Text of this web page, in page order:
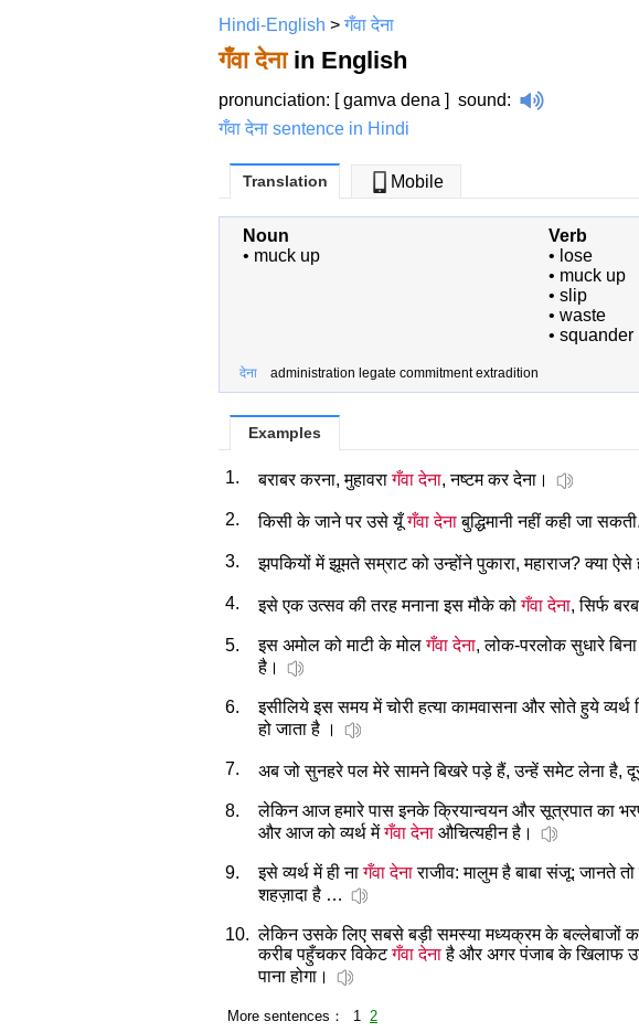
Hindi-English >गँवा देना
गँवा देनाin English
pronunciation: [ gamva dena ] sound:
गँवा देना sentence in Hindi
Translation Mobile
Noun
• muck up
Verb
• lose
• muck up
• slip
• waste
• squander
देना administration legate commitment extradition
Examples
1. बराबर करना, मुहावरागँवा देना, नष्टम कर देना।
2. किसी के जाने पर उसे यूँगँवा देनाबुद्धिमानी नहीं कही जा सकती.
3. झपकियों में झूमते सम्राट को उन्होंने पुकारा, महाराज? क्या ऐसे
4. इसे एक उत्सव की तरह मनाना इस मौके कोगँवा देना, सिर्फ
5. इस अमोल को माटी के मोलगँवा देना, लोक-परलोक सुधारे
है।
6. इसीलिये इस समय में चोरी हत्या कामवासना और सोते हुये व्यर्थ
हो जाता है ।
7. अब जो सुनहरे पल मेरे सामने बिखरे पड़े हैं, उन्हें समेट लेना है,
8.
लेकिन आज हमारे पास इनके क्रियान्वयन और सूत्रपात का
और आज को व्यर्थ मेंगँवा देना औचित्यहीन है।
9. इसे व्यर्थ में ही नागँवा देनाराजीव: मालुम है बाबा संजू: जानते
शहज़ादा है …
10. लेकिन उसके लिए सबसे बड़ी समस्या मध्यक्रम के बल्लेबाजों का
करीब पहुँचकर विकेटगँवा देनाहै और अगर पंजाब के खिलाफ
पाना होगा।
More sentences： 1 2